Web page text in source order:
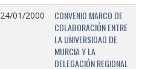
24/01/2000
CONVENIO MARCO DE
COLABORACIÓN ENTRE
LA UNIVERSIDAD DE
MURCIA Y LA
DELEGACIÓN REGIONAL